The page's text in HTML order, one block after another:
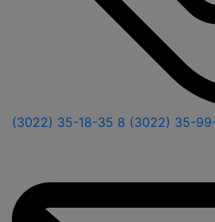
(3022) 35-18-35 8 (3022) 35-